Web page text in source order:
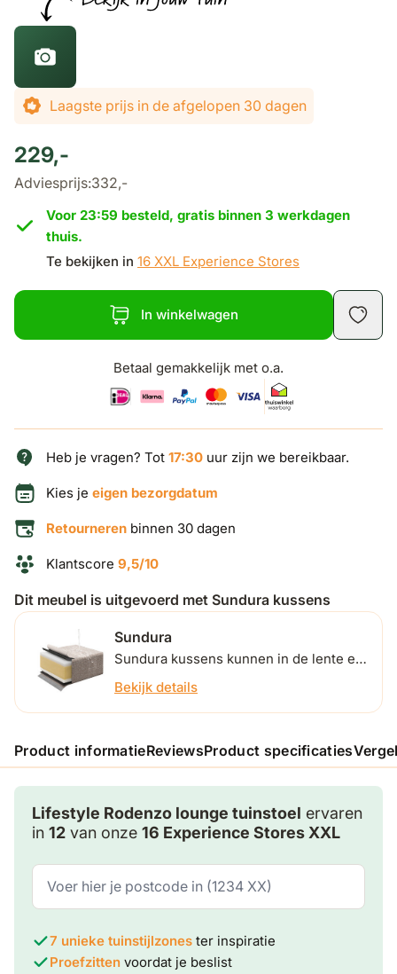
Laagste prijs in de afgelopen 30 dagen
229,-
Adviesprijs:332,-
Voor 23:59 besteld, gratis binnen 3 werkdagen
thuis.
Te bekijken in 16 XXL Experience Stores
In winkelwagen
Betaal gemakkelijk met o.a.
Heb je vragen? Tot 17:30 uur zijn we bereikbaar.
Kies je eigen bezorgdatum
Retourneren binnen 30 dagen
Klantscore 9,5/10
Dit meubel is uitgevoerd met Sundura kussens
Sundura
Sundura kussens kunnen in de lente en
zomer buiten blijven liggen. Ontdek
Bekijk details
Product informatieReviewsProduct specificaties
Lifestyle Rodenzo lounge tuinstoel ervaren
in 12 van onze 16 Experience Stores XXL
7 unieke tuinstijlzones ter inspiratie
Proefzitten voordat je beslist